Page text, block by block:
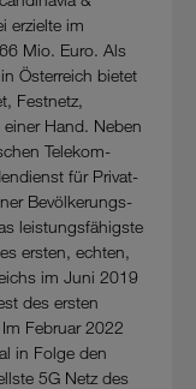
erzielte im
Mio. Euro. Als
Österreich bietet
Festnetz,
Hand. Neben
Telekom-
für Privat-
Bevölkerungs-
leistungsfähigste
ersten, echten,
im Juni 2019
des ersten
Februar 2022
in Folge den
5G Netz des